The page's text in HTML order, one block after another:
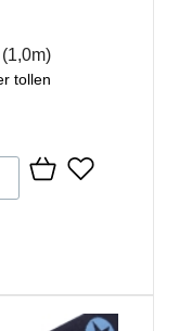
tollen